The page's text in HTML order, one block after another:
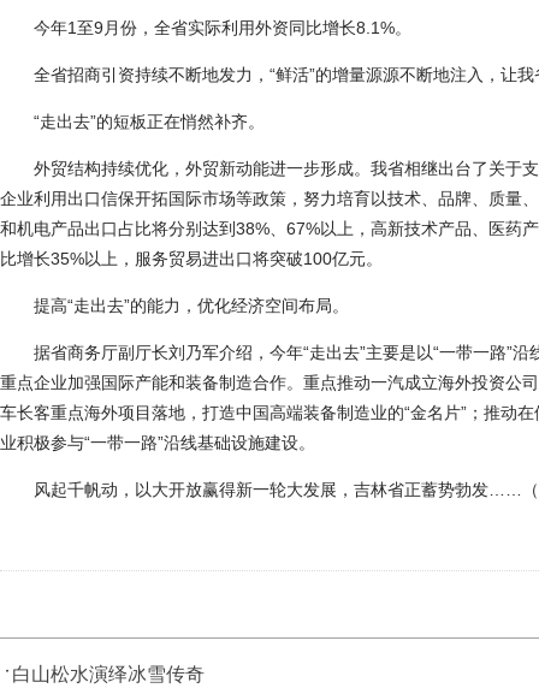
今年1至9月份，全省实际利用外资同比增长8.1%。
全省招商引资持续不断地发力，“鲜活”的增量源源不断地注入，让我
“走出去”的短板正在悄然补齐。
外贸结构持续优化，外贸新动能进一步形成。我省相继出台了关于
企业利用出口信保开拓国际市场等政策，努力培育以技术、品牌、质量
和机电产品出口占比将分别达到38%、67%以上，高新技术产品、医药
比增长35%以上，服务贸易进出口将突破100亿元。
提高“走出去”的能力，优化经济空间布局。
据省商务厅副厅长刘乃军介绍，今年“走出去”主要是以“一带一路”沿
重点企业加强国际产能和装备制造合作。重点推动一汽成立海外投资公
车长客重点海外项目落地，打造中国高端装备制造业的“金名片”；推动
业积极参与“一带一路”沿线基础设施建设。
风起千帆动，以大开放赢得新一轮大发展，吉林省正蓄势勃发……（
白山松水演绎冰雪传奇